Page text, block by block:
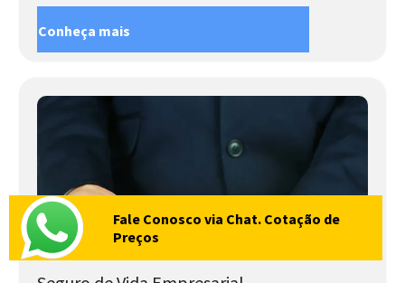
Conheça mais
Fale Conosco via Chat. Cotação de
Preços